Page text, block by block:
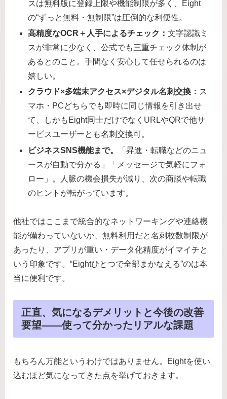
スは無料版に登録上限や機能制限が多く、Eight
の“ずっと無料・無制限”は圧倒的な利便性。
高精度なOCR＋人手によるチェック：文字認識ミ
スが非常に少なく、公式でも三重チェック体制が
あるとのこと。手間なく安心して任せられるのは
嬉しい。
クラウド×多端末アクセス×デジタル名刺交換： ス
マホ・PCどちらでも即時に同じ情報を引き出せ
て、しかもEight同士だけでなくURLやQRで他サ
ービスユーザーとも名刺交換可。
ビジネスSNS機能まで。
「昇進・転職などのニュ
ースが自動で分かる」「メッセージで気軽にフォ
ロー」。人脈の機会損失が減り、次の商談や転職
のヒントが転がっています。
他社ではここまで統合的なネットワーキングや連絡機
能が備わっていないか、無料利用だと名刺枚数制限が
あったり、アプリが重い・データ化精度がイマイチと
いう印象です。“Eightひとつで全部まかなえる”のは本
当に便利です。
正直、気になるデメリットと今後の改善
要望——使って分かったリアルな課題
もちろん万能というわけではありません。Eightを使い
込むほど気になってきた点を挙げておきます。